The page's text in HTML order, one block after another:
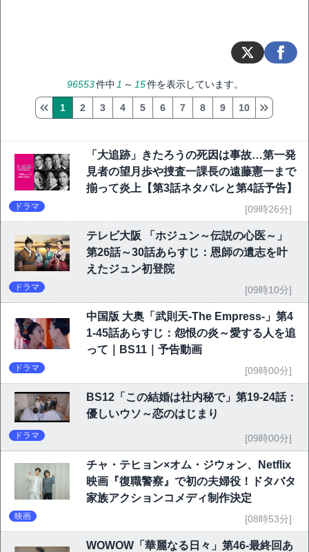
96553件中 1 ～ 15件を表示しています。
1 2 3 4 5 6 7 8 9 10
「大追跡」きたろうの死因は事故…第一発
見者の望月歩や捜査一課長の遠藤憲一まで
揃って炎上【第3話ネタバレと第4話予告】
ドラマ [09時26分]
テレビ大阪 「ホジュン～伝説の心医～」
第26話～30話あらすじ：恩師の遺志を叶
えたジュン初登院
ドラマ [09時10分]
中国版 大奥「武則天-The Empress-」第4
1-45話あらすじ：怨恨の炎～愛する人を追
って｜BS11｜予告動画
ドラマ [09時00分]
BS12「この結婚は社内秘で」第19-24話：
優しいウソ～恋のはじまり
ドラマ [09時00分]
チャ・テヒョン×オム・ジウォン、Netflix
映画『復職警察』で初の夫婦役！ドタバタ
家族アクションコメディ制作決定
映画 [08時53分]
WOWOW「華麗なる日々」第46-最終回あ